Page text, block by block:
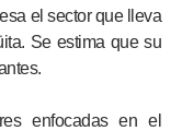
el sector que lleva
Se estima que su
enfocadas en el